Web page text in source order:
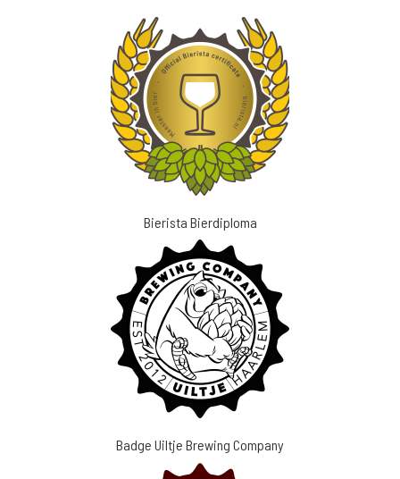
Bierista Bierdiploma
Badge Uiltje Brewing Company